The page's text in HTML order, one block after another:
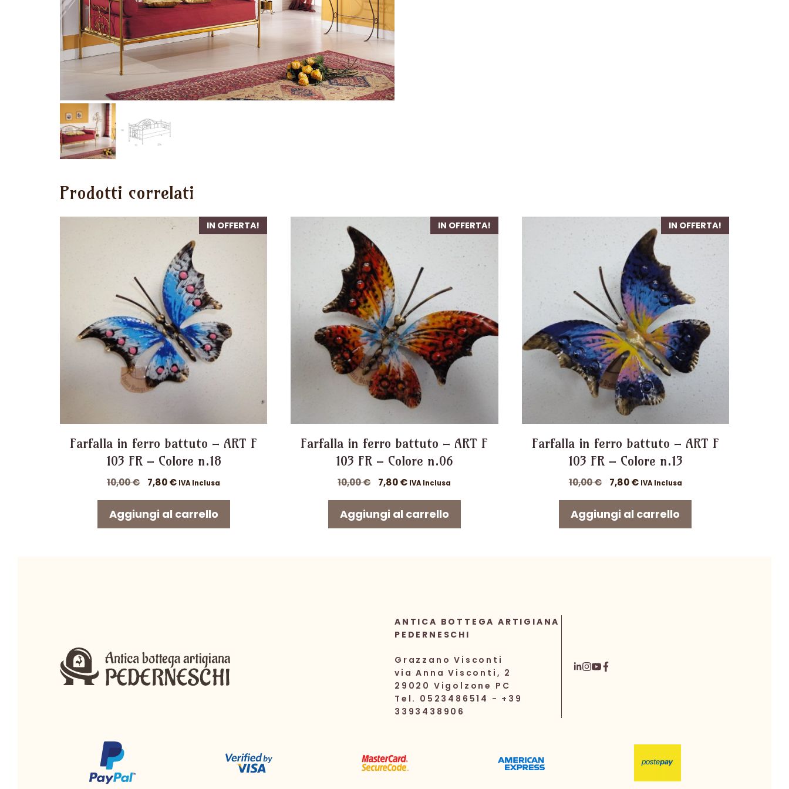
Prodotti correlati
IN OFFERTA!
Farfalla in ferro battuto – ART F
103 FR – Colore n.18
10,00€
Il
originale
era:
7,80€Il
attuale
IVA Inclusa
Aggiungi al carrello
IN OFFERTA!
Farfalla in ferro battuto – ART F
103 FR – Colore n.06
10,00€
Il
originale
era:
7,80€Il
attuale
IVA Inclusa
Aggiungi al carrello
IN OFFERTA!
Farfalla in ferro battuto – ART F
103 FR – Colore n.13
10,00€
Il
originale
era:
7,80€Il
attuale
IVA Inclusa
Aggiungi al carrello
ANTICA BOTTEGA ARTIGIANA
PEDERNESCHI
Grazzano Visconti
via Anna Visconti, 2
29020 Vigolzone PC
Tel. 0523486514 - +39
3393438906